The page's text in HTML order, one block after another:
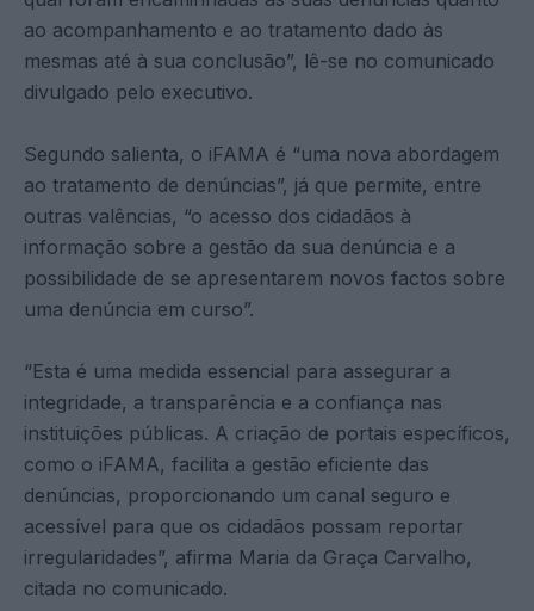
ao acompanhamento e ao tratamento dado às
mesmas até à sua conclusão”, lê-se no comunicado
divulgado pelo executivo.
Segundo salienta, o iFAMA é “uma nova abordagem
ao tratamento de denúncias”, já que permite, entre
outras valências, “o acesso dos cidadãos à
informação sobre a gestão da sua denúncia e a
possibilidade de se apresentarem novos factos sobre
uma denúncia em curso”.
“Esta é uma medida essencial para assegurar a
integridade, a transparência e a confiança nas
instituições públicas. A criação de portais específicos,
como o iFAMA, facilita a gestão eficiente das
denúncias, proporcionando um canal seguro e
acessível para que os cidadãos possam reportar
irregularidades”, afirma Maria da Graça Carvalho,
citada no comunicado.